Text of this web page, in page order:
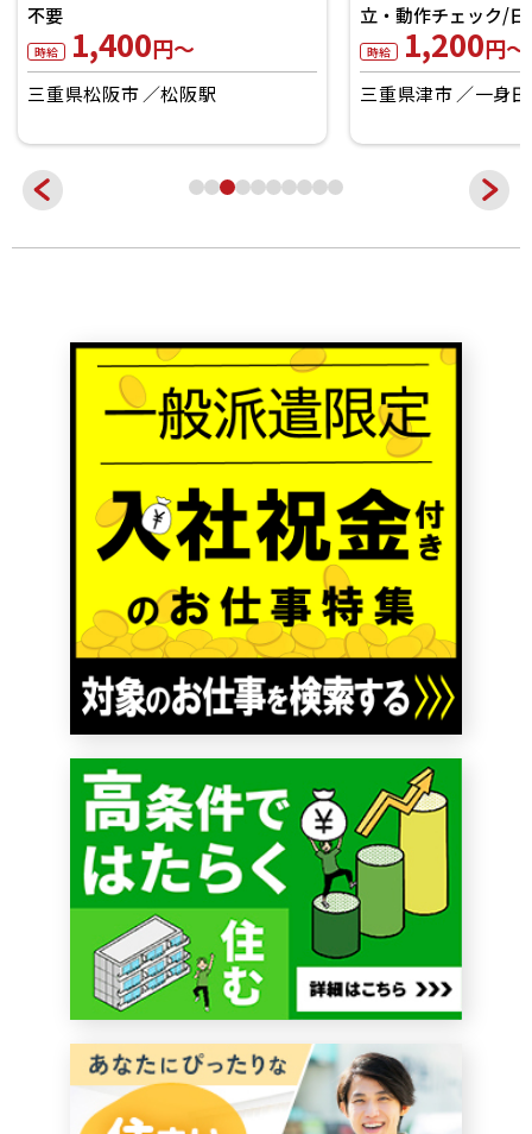
不要
時給 1,400円～
三重県松阪市 松阪駅
立・動作チェック/
時給 1,200円～
三重県津市 一身